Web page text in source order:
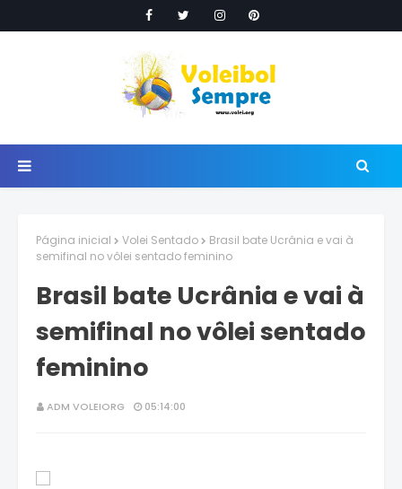
Página inicial Volei Sentado
Brasil bate Ucrânia e vai à
semifinal no vôlei sentado feminino
Brasil bate Ucrânia e vai à
semifinal no vôlei sentado
feminino
ADM VOLEIORG 05:14:00